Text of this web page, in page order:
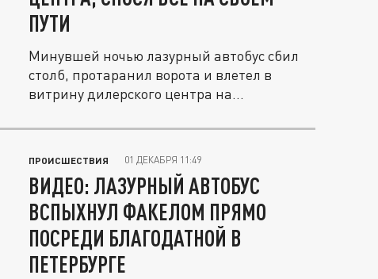
ПУТИ
Минувшей ночью лазурный автобус сбил
столб, протаранил ворота и влетел в
витрину дилерского центра на...
ПРОИСШЕСТВИЯ 01 ДЕКАБРЯ 11:49
ВИДЕО: ЛАЗУРНЫЙ АВТОБУС
ВСПЫХНУЛ ФАКЕЛОМ ПРЯМО
ПОСРЕДИ БЛАГОДАТНОЙ В
ПЕТЕРБУРГЕ